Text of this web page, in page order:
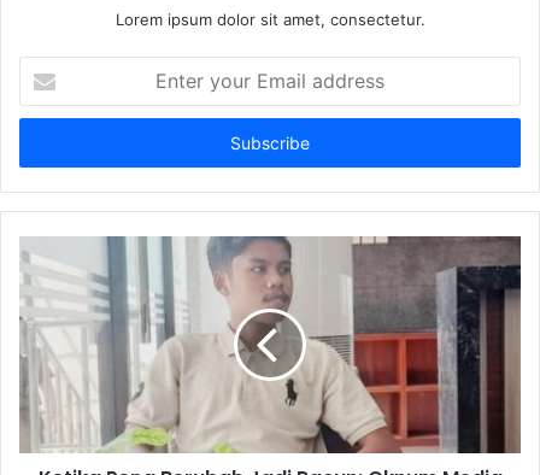
Lorem ipsum dolor sit amet, consectetur.
your
Email